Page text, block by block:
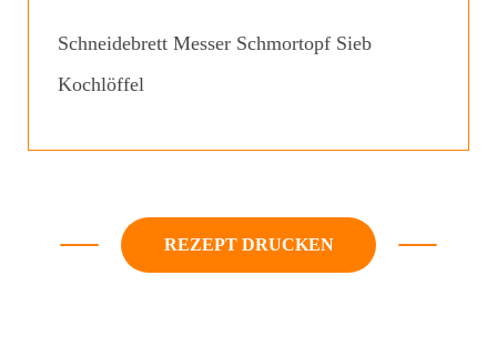
Schneidebrett Messer Schmortopf Sieb
Kochlöffel
REZEPT DRUCKEN